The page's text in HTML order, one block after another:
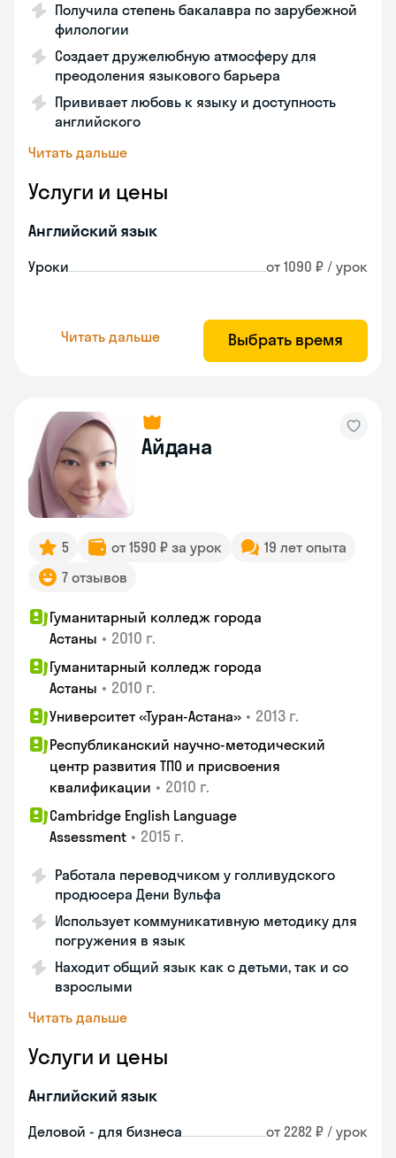
Получила степень бакалавра по зарубежной
филологии
Создает дружелюбную атмосферу для
преодоления языкового барьера
Прививает любовь к языку и доступность
английского
Читать дальше
Услуги и цены
Английский язык
Уроки от 1090 ₽ / урок
Читать дальше Выбрать время
Айдана
5 от 1590 ₽ за урок
19 лет опыта
7 отзывов
Гуманитарный колледж города
Астаны • 2010 г.
Гуманитарный колледж города
Астаны • 2010 г.
Университет «Туран-Астана» • 2013 г.
Республиканский научно-методический
центр развития ТПО и присвоения
квалификации • 2010 г.
Cambridge English Language
Assessment • 2015 г.
Работала переводчиком у голливудского
продюсера Дени Вульфа
Использует коммуникативную методику для
погружения в язык
Находит общий язык как с детьми, так и со
взрослыми
Читать дальше
Услуги и цены
Английский язык
Деловой - для бизнеса от 2282 ₽ / урок